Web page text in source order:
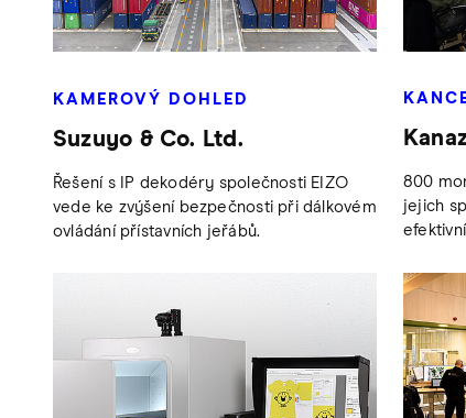
KAMEROVÝ DOHLED
Suzuyo & Co. Ltd.
Řešení s IP dekodéry společnosti EIZO
vede ke zvýšení bezpečnosti při dálkovém
ovládání přístavních jeřábů.
800
jejich